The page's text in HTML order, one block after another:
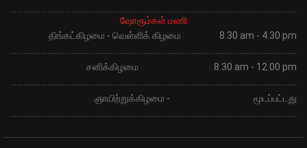
ஷோரூம்கள் மணி
திங்கட்கிழமை - வெள்ளிக் கிழமை
8.30 am - 4.30 pm
சனிக்கிழமை 8.30 am - 12.00 pm
ஞாயிற்றுக்கிழமை - மூடப்பட்டது